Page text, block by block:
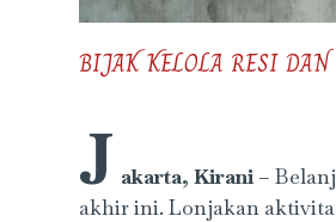
BIJAK KELOLA RESI
J akarta, Kirani–
akhir ini. Lonjakan